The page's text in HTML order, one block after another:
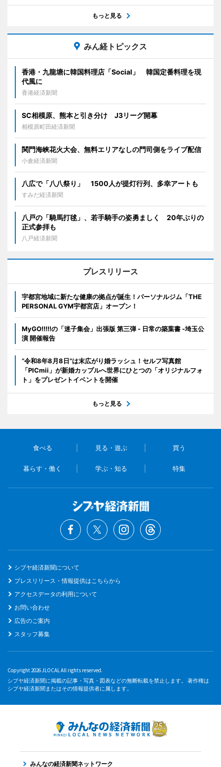
もっと見る
みん経トピックス
香港・九龍塘に韓国料理店「Social」 韓国定番料理を現
代風に
香港経済新聞
SC相模原、熊本と引き分け J3リーグ開幕
相模原町田経済新聞
関門海峡花火大会、無料エリアなしの門司側をライブ配信
小倉経済新聞
八広で「八八祭り」 1500人が提灯行列、多幸アートも
すみだ経済新聞
八戸の「騎馬打毬」、若手騎手の姿勇ましく 20年ぶりの
正式参拝も
八戸経済新聞
プレスリリース
宇都宮地域に新たな健康の拠点が誕生！パーソナルジム「THE
PERSONAL GYM宇都宮店」オープン！
MyGO!!!!!の「迷子集会」出張版 第三弾 - 日常の築葉書 -埼玉公
演 開催報告
“令和8年8月8日”は末広がり婚ラッシュ！セルフ写真館
「PICmii」が新婚カップルへ世界にひとつの「オリジナルフォ
ト」をプレゼントイベントを開催
もっと見る
食べる 見る・遊ぶ 買う
暮らす・働く 学ぶ・知る 特集
シブヤ経済新聞について
プレスリリース・情報提供はこちらから
アクセスデータの利用について
お問い合わせ
広告のご案内
スタッフ募集
Copyright 2026 JLOCAL All rights reserved.
シブヤ経済新聞に掲載の記事・写真・図表などの無断転載を禁止します。 著作権は
シブヤ経済新聞またはその情報提供者に属します。
みんなの経済新聞ネットワーク